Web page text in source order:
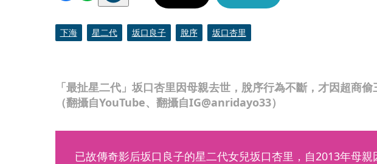
「最扯星二代」坂口杏里因母親去世，脫序行為不斷，才因超商偷
（翻攝自YouTube、翻攝自IG@anridayo33）
下海 星二代 坂口良子 脫序 坂口杏里
已故傳奇影后坂口良子的星二代女兒坂口杏里，自2013年母親